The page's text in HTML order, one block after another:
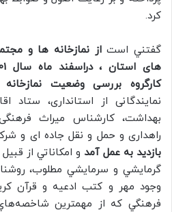
کرد.
گفتني استاز نمازخانه ها و
کارگروه بررسی وضعیت
نمایندگانی از استانداری، ستاد
بهداشت، کارشناس میراث
راهداری و حمل و نقل جاده ای و
بازديد به عمل آمد و امكاناتي از
گرمايشي و سرمايشي مطلوب،
وجود مهر و کتب ادعيه و قرآن
فرهنگي كه از مهمترين